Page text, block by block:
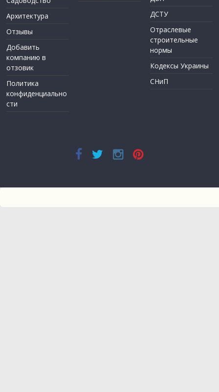
Архитектура
Отзывы
Добавить
компанию в
отзовик
Политика
конфиденциально
сти
ДСТУ
Отраслевые
строительные
нормы
Кодексы Украины
СНиП